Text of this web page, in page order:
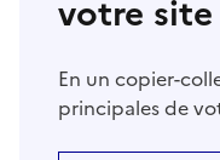
votre site
En un copier-
principales de